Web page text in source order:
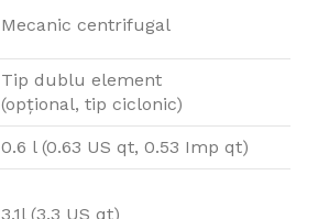
Mecanic centrifugal
Tip dublu element
(opţional, tip ciclonic)
0.6 l (0.63 US qt, 0.53 Imp qt)
3.1l (3.3 US qt)